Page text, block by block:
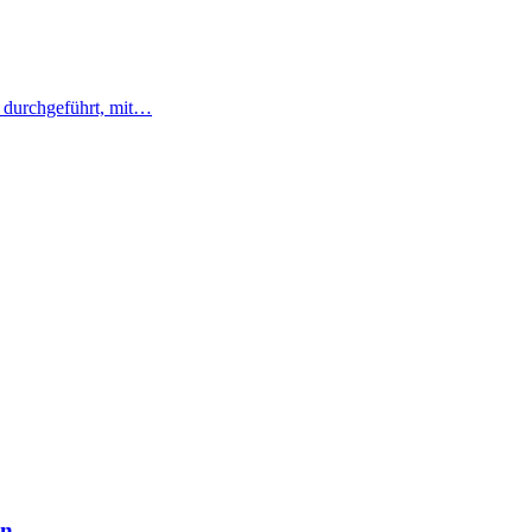
durchgeführt, mit…